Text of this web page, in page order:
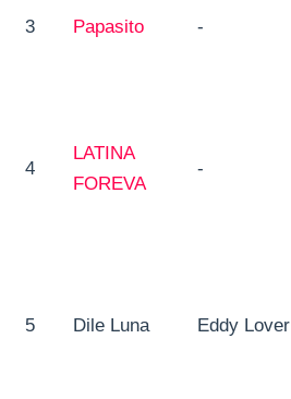
3 Papasito -
4
LATINA
FOREVA
-
5 Dile Luna Eddy Lover